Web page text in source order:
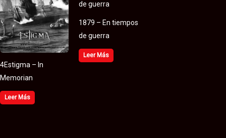
4Estigma – In
Memorian
Leer Más
1879 – En tiempos
de guerra
Leer Más